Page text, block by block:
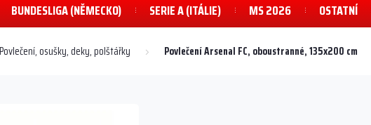
BUNDESLIGA (NĚMECKO) SERIE A (ITÁLIE) MS 2026 OSTATNÍ
Povlečení, osušky, deky, polštářky Povlečení Arsenal FC, oboustranné, 135x200 cm